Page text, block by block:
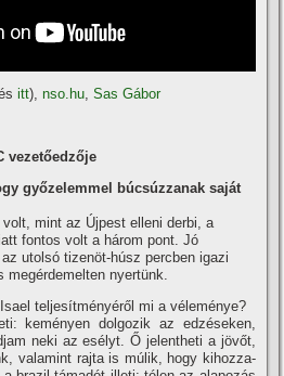
itt),nso.hu,Sas Gábor
vezetőedzője
győzelemmel búcsúzzanak saját
mint az Újpest elleni derbi, a
fontos volt a három pont. Jó
utolsó tizenöt-húsz percben igazi
nyertünk.
teljesí­tményéről mi a véleménye?
keményen dolgozik az edzéseken,
neki az esélyt. Ő jelentheti a jövőt,
valamint rajta is múlik, hogy kihozza-